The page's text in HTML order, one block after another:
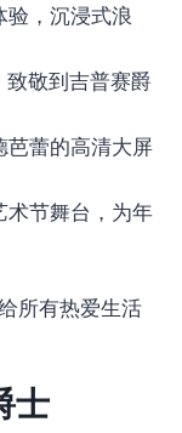
验，沉浸式浪
敬到吉普赛爵
芭蕾的高清大屏
术节舞台，为年
所有热爱生活
士